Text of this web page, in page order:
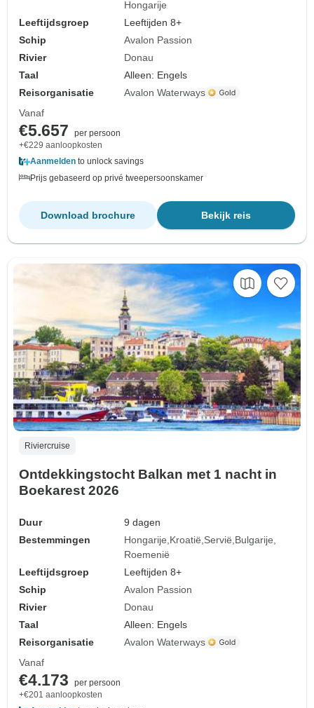
Hongarije
Leeftijdsgroep
Leeftijden 8+
Schip
Avalon Passion
Rivier
Donau
Taal
Alleen: Engels
Reisorganisatie
Avalon Waterways
Vanaf
€5.657
per persoon
+€229 aanloopkosten
Aanmelden to unlock savings
Prijs gebaseerd op privé tweepersoonskamer
Bekijk reis
Download brochure
Riviercruise
Ontdekkingstocht Balkan met 1 nacht in
Boekarest 2026
Duur
9 dagen
Bestemmingen
Hongarije Kroatië Servië Bulgarije
Roemenië
Leeftijdsgroep
Leeftijden 8+
Schip
Avalon Passion
Rivier
Donau
Taal
Alleen: Engels
Reisorganisatie
Avalon Waterways
Vanaf
€4.173
per persoon
+€201 aanloopkosten